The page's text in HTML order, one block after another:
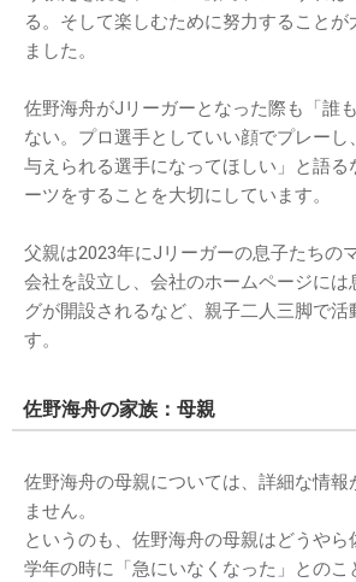
る。そして楽しむために努力することが
ました。
佐野海舟がJリーガーとなった際も「誰
ない。プロ選手としていい顔でプレーし
与えられる選手になってほしい」と語る
ーツをすることを大切にしています。
父親は2023年にJリーガーの息子たちの
会社を設立し、会社のホームページには
グが開設されるなど、親子二人三脚で活
す。
佐野海舟の家族：母親
佐野海舟の母親については、詳細な情報
ません。
というのも、佐野海舟の母親はどうや
学年の時に「急にいなくなった」とのこ